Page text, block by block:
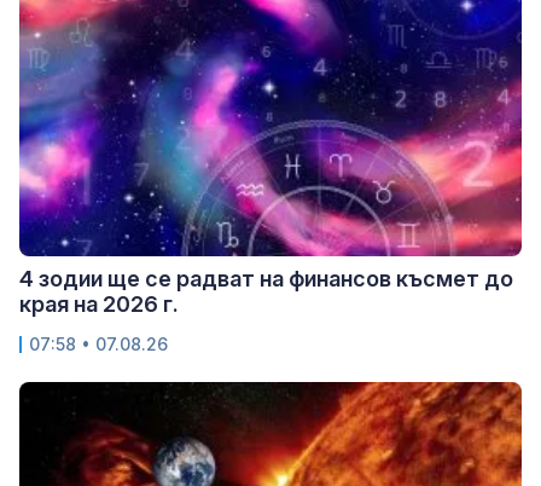
4 зодии ще се радват на финансов късмет до
края на 2026 г.
07:58 • 07.08.26